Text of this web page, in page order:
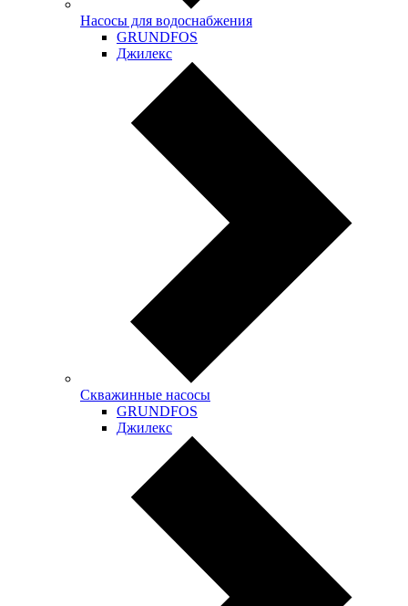
Насосы для водоснабжения
GRUNDFOS
Джилекс
Скважинные насосы
GRUNDFOS
Джилекс